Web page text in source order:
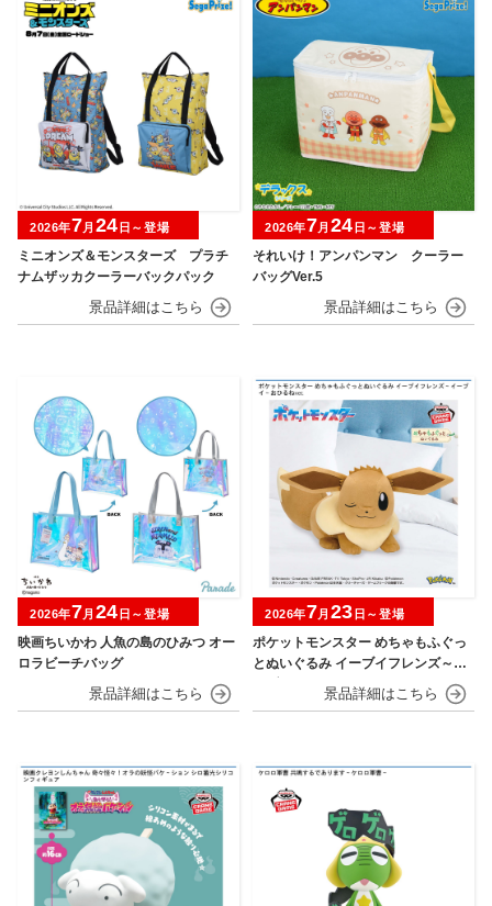
ミニオンズ＆モンスターズ プラチ
ナムザッカクーラーバックパック
2026年7月 24 日～登場
それいけ！アンパンマン クーラー
バッグVer.5
2026年7月 24 日～登場
映画ちいかわ 人魚の島のひみつ オー
ロラビーチバッグ
2026年7月 24 日～登場
ポケットモンスター めちゃもふぐっ
とぬいぐるみ イーブイフレンズ～イ
ーブイ～おひるねver.
2026年7月 23 日～登場